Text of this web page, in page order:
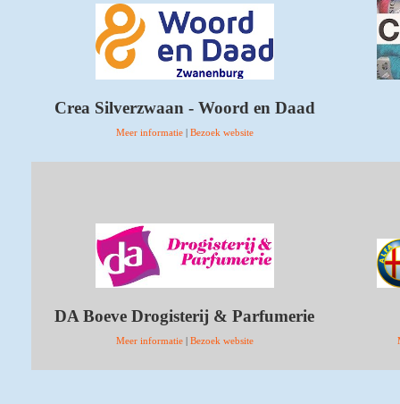
Crea Silverzwaan - Woord en Daad
Meer informatie| Bezoek website
DA Boeve Drogisterij & Parfumerie
Meer informatie| Bezoek website